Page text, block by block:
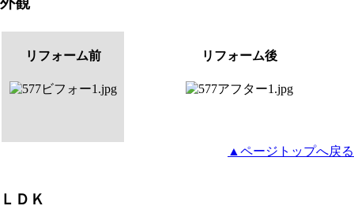
リフォーム前 リフォーム後
▲ページトップへ戻る
ＬＤＫ